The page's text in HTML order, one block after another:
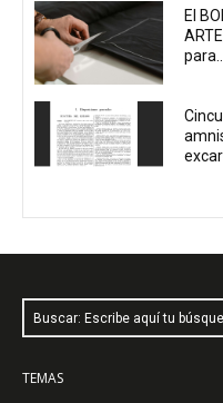
El
para...
Buscar: Escribe aquí tu
TEMAS